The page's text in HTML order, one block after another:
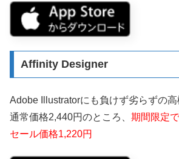
Affinity Designer
Adobe Illustratorにも負けず劣らずの高
通常価格2,440円のところ、 期間限定
セール価格1,220円